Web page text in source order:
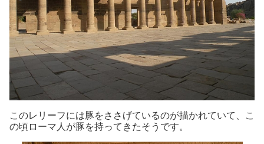
このレリーフには豚をささげているのが描かれていて、こ
の頃ローマ人が豚を持ってきたそうです。